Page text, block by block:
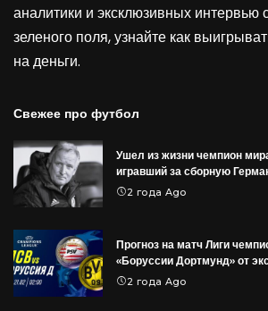
аналитики и эксклюзивных интервью
зеленого поля, узнайте как
на деньги.
Свежее про футбол
Ушел из жизни чемпион
игравший за сборную
2 года Ago
Прогноз на матч Лиги
«Боруссии Дортмунд» от
2 года Ago